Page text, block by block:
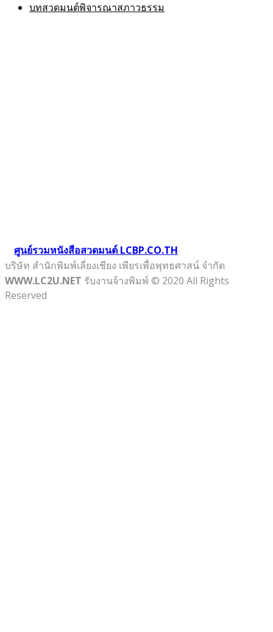
บทสวดมนต์พิจารณาสภาวธรรม
ศูนย์รวมหนังสือสวดมนต์ LCBP.CO.TH
บริษัท สำนักพิมพ์เลี่ยงเชียง เพียรเพื่อพุทธศาสน์ จำกัด
WWW.LC2U.NET รับงานจ้างพิมพ์ © 2020 All Rights
Reserved